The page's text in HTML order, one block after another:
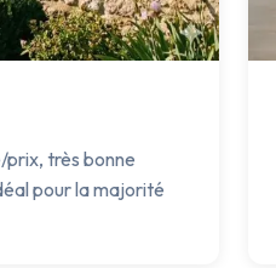
prix, très bonne
pour la majorité